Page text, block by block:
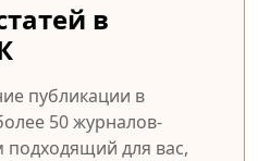
в
публикации в
50 журналов-
для вас,